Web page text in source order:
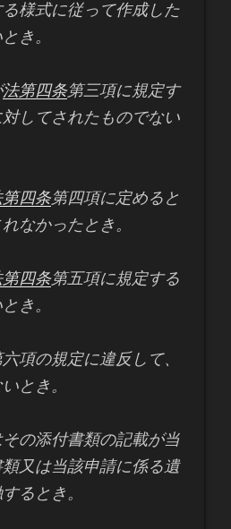
様式に従って作成した
き。
法第四条第三項に規定す
してされたものでない
四条第四項に定めると
なかったとき。
第四条第五項に規定する
き。
項の規定に違反して、
とき。
の添付書類の記載が当
又は当該申請に係る遺
るとき。